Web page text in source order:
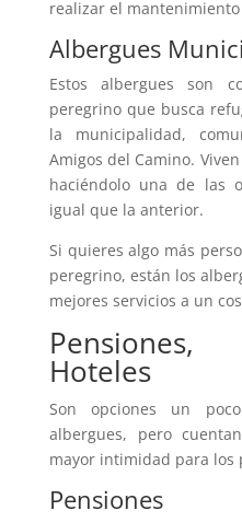
realizar el
Albergues
Estos albergues son
peregrino que busca
la municipalidad,
Amigos del Camino.
haciéndolo una de las
igual que la anterior.
Si quieres algo más
peregrino, están los
mejores servicios a un
Hoteles
Son opciones un
albergues, pero
mayor intimidad para los
Pensiones